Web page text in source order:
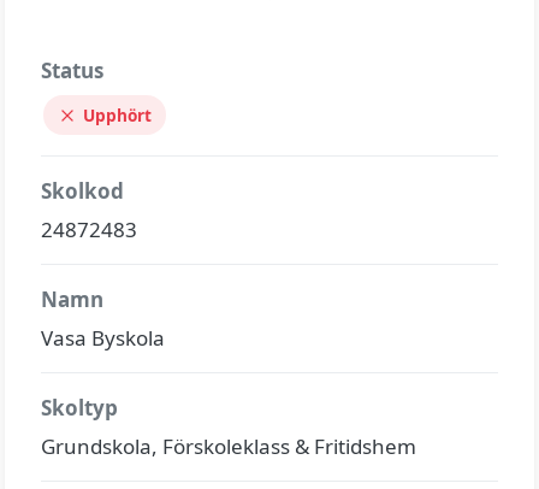
Status
Upphört
Skolkod
24872483
Namn
Vasa Byskola
Skoltyp
Grundskola, Förskoleklass & Fritidshem